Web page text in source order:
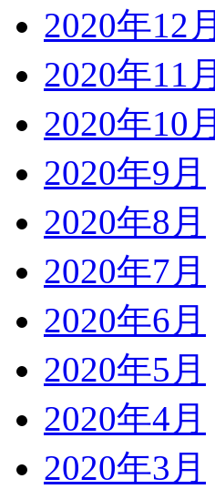
2020年12月
2020年11月
2020年10月
2020年9月
2020年8月
2020年7月
2020年6月
2020年5月
2020年4月
2020年3月